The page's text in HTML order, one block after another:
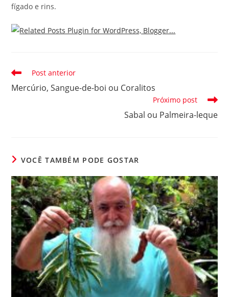
fígado e rins.
Leia
artigos
Post anterior
Mercúrio, Sangue-de-boi ou Coralitos
Próximo post
Sabal ou Palmeira-leque
VOCÊ TAMBÉM PODE GOSTAR